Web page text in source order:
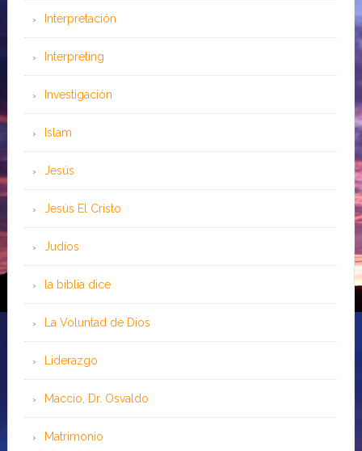
Interpretación
Interpreting
Investigación
Islam
Jesús
Jesús El Cristo
Judíos
la biblia dice
La Voluntad de Dios
Liderazgo
Maccio, Dr. Osvaldo
Matrimonio